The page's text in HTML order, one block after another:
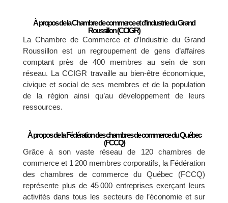
À propos de la Chambre de commerce et d'industrie du Grand
Roussillon (CCIGR)
La Chambre de Commerce et d’Industrie du Grand
Roussillon est un regroupement de gens d’affaires
comptant près de 400 membres au sein de son
réseau. La CCIGR travaille au bien-être économique,
civique et social de ses membres et de la population
de la région ainsi qu’au développement de leurs
ressources.
À propos de la Fédération des chambres de commerce du Québec
(FCCQ)
Grâce à son vaste réseau de 120 chambres de
commerce et 1 200 membres corporatifs, la Fédération
des chambres de commerce du Québec (FCCQ)
représente plus de 45 000 entreprises exerçant leurs
activités dans tous les secteurs de l’économie et sur